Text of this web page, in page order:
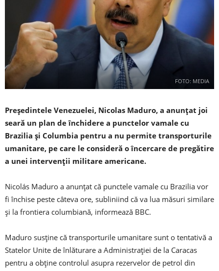
FOTO: MEDIA
Preşedintele Venezuelei, Nicolas Maduro, a anunţat joi
seară un plan de închidere a punctelor vamale cu
Brazilia şi Columbia pentru a nu permite transporturile
umanitare, pe care le consideră o încercare de pregătire
a unei intervenţii militare americane.
Nicolás Maduro a anunţat că punctele vamale cu Brazilia vor
fi închise peste câteva ore, subliniind că va lua măsuri similare
şi la frontiera columbiană, informează BBC.
Maduro susţine că transporturile umanitare sunt o tentativă a
Statelor Unite de înlăturare a Administraţiei de la Caracas
pentru a obţine controlul asupra rezervelor de petrol din